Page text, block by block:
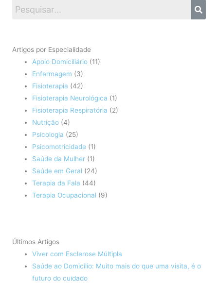
Artigos por Especialidade
Apoio Domiciliário (11)
Enfermagem (3)
Fisioterapia (42)
Fisioterapia Neurológica (1)
Fisioterapia Respiratória (2)
Nutrição (4)
Psicologia (25)
Psicomotricidade (1)
Saúde da Mulher (1)
Saúde em Geral (24)
Terapia da Fala (44)
Terapia Ocupacional (9)
Últimos Artigos
Viver com Esclerose Múltipla
Saúde ao Domicílio: Muito mais do que uma visita, é o
futuro do cuidado